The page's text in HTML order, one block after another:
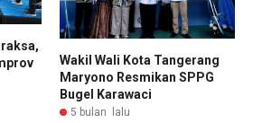
Wakil Wali Kota Tangerang
Maryono Resmikan SPPG
Bugel Karawaci
5 bulan lalu